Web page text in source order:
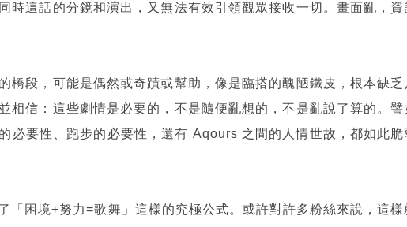
時這話的分鏡和演出，又無法有效引領觀眾接收一切。畫面亂，資
橋段，可能是偶然或奇蹟或幫助，像是臨搭的醜陋鐵皮，根本缺乏
相信：這些劇情是必要的，不是隨便亂想的，不是亂說了算的。譬
必要性、跑步的必要性，還有 Aqours 之間的人情世故，都如此脆
「困境+努力=歌舞」這樣的究極公式。或許對許多粉絲來說，這樣